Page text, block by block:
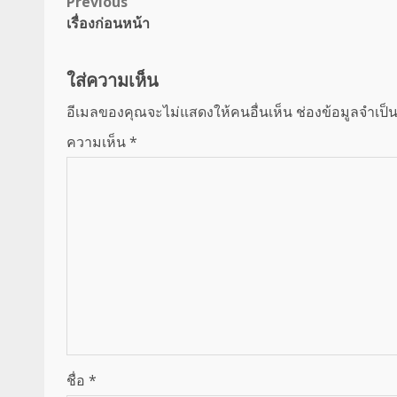
Post
เรื่องก่อนหน้า
ใส่ความเห็น
อีเมลของคุณจะไม่แสดงให้คนอื่นเห็น ช่องข้อมูลจำเป็
ความเห็น*
ชื่อ *